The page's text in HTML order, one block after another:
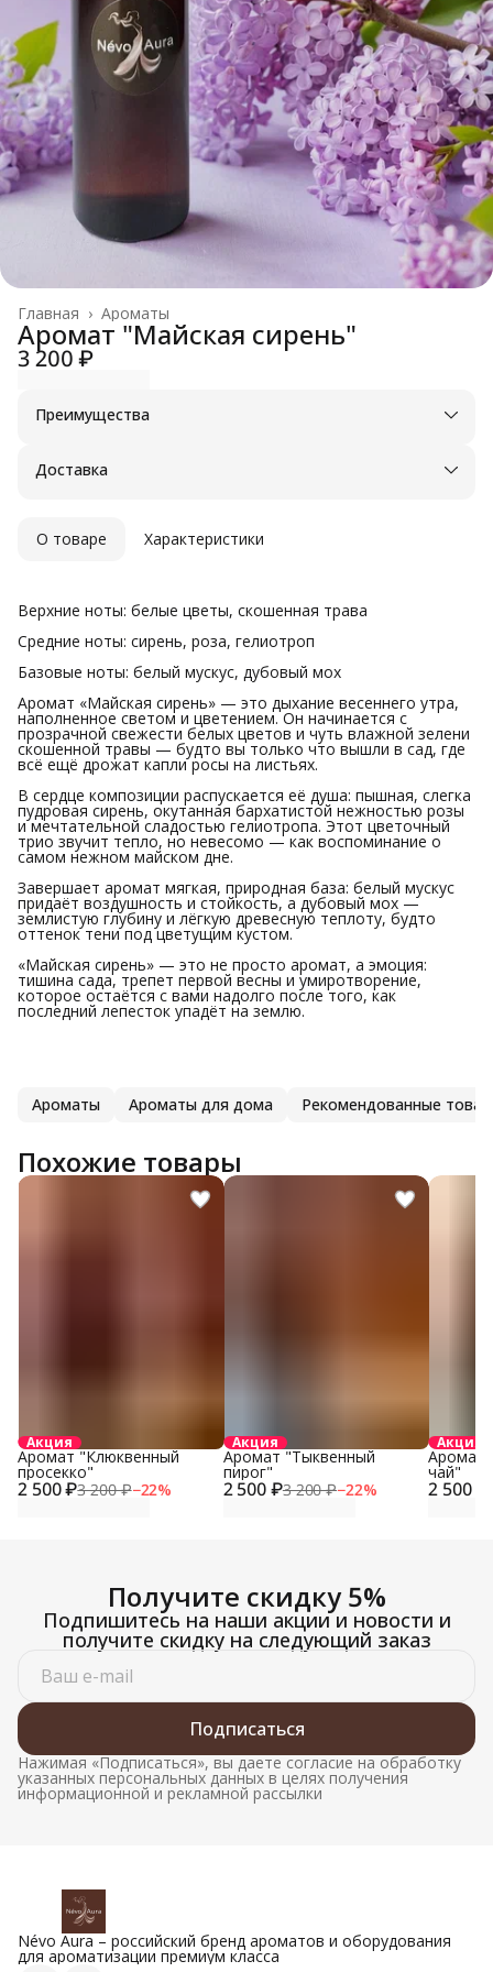
Ароматы
Главная ›
Аромат "Майская сирень"
3 200 ₽
Преимущества
Оплата частями в Сплит
Удобный возврат
Доставка
О товаре Характеристики
Верхние ноты: белые цветы, скошенная трава
Средние ноты: сирень, роза, гелиотроп
Базовые ноты: белый мускус, дубовый мох
Аромат «Майская сирень» — это дыхание весеннего утра,
наполненное светом и цветением. Он начинается с
прозрачной свежести белых цветов и чуть влажной зелени
скошенной травы — будто вы только что вышли в сад, где
всё ещё дрожат капли росы на листьях.
В сердце композиции распускается её душа: пышная, слегка
пудровая сирень, окутанная бархатистой нежностью розы
и мечтательной сладостью гелиотропа. Этот цветочный
трио звучит тепло, но невесомо — как воспоминание о
самом нежном майском дне.
Завершает аромат мягкая, природная база: белый мускус
придаёт воздушность и стойкость, а дубовый мох —
землистую глубину и лёгкую древесную теплоту, будто
оттенок тени под цветущим кустом.
«Майская сирень» — это не просто аромат, а эмоция:
тишина сада, трепет первой весны и умиротворение,
которое остаётся с вами надолго после того, как
последний лепесток упадёт на землю.
Ароматы Ароматы для дома Рекомендованные
Похожие товары
Акция
2 500 ₽3 200 ₽−22%
Аромат "Клюквенный
просекко"
Акция
2 500 ₽3 200 ₽−22%
Аромат "Тыквенный
пирог"
Акция
2 500 ₽
Аромат
чай"
Получите скидку 5%
Подпишитесь на наши акции и новости и
получите скидку на следующий заказ
Подписаться
Нажимая «Подписаться», вы даете согласие на обработку
указанных персональных данных в целях получения
информационной и рекламной рассылки
Névo Aura – российский бренд ароматов и оборудования
для ароматизации премиум класса